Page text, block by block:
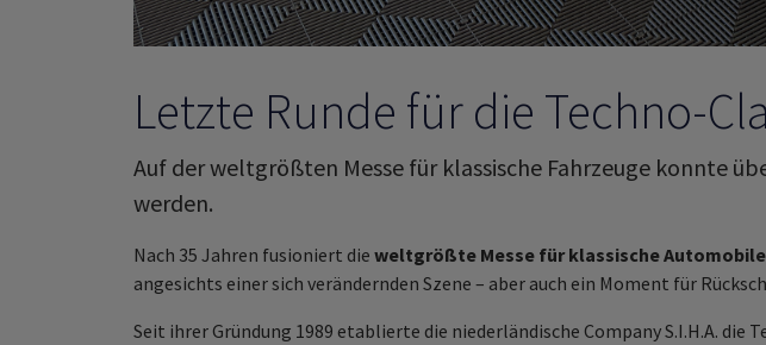
Letzte Runde für die Techno-
Auf der weltgrößten Messe für klassische Fahrzeuge konnte
werden.
Nach 35 Jahren fusioniert die weltgrößte Messe für klassische Automobile
angesichts einer sich verändernden Szene – aber auch ein Moment für
Seit ihrer Gründung 1989 etablierte die niederländische Company S.I.H.A.